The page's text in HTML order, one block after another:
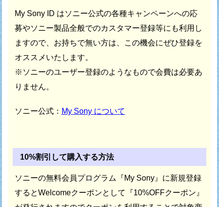
My Sony ID はソニー公式の各種キャンペーンへの応
募やソニー製品全般でのカスタマー登録等にも利用し
ますので、 お持ちで無い方は、この機会にぜひ登録を
オススメいたします。
※ソニーのユーザー登録のようなもので会費は必要あ
りません。
ソニー公式： My Sony について
10%割引して購入する方法
ソニーの無料会員プログラム『My Sony』に新規登録
するとWelcomeクーポンとして『10%OFFクーポン』